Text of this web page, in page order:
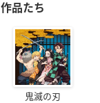
品たち
鬼滅の刃